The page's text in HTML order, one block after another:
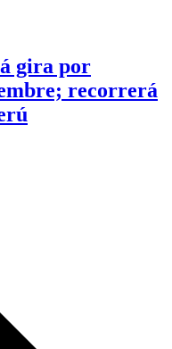
gira por
recorrerá